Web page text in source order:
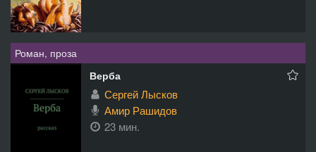
Роман, проза
Верба
Сергей Лысков
Амир Рашидов
23 мин.